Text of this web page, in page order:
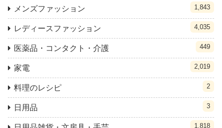
メンズファッション 1,843
レディースファッション 4,035
医薬品・コンタクト・介護 449
家電 2,019
料理のレシピ 2
日用品 3
1,818